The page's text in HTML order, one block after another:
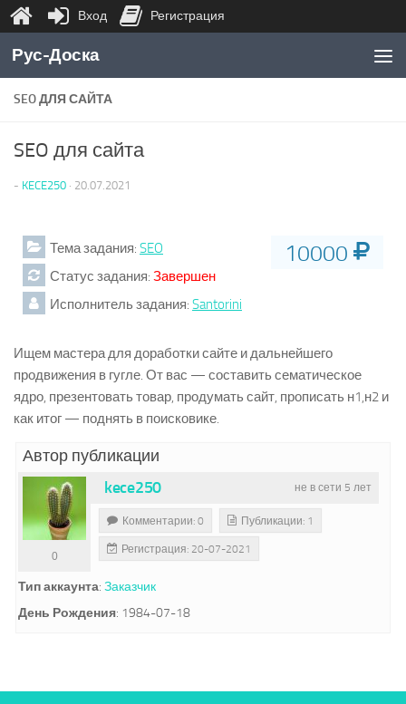
Перейти к содержимому
Рус-Доска
SEO ДЛЯ САЙТА
SEO для сайта
- KECE250 · 20.07.2021
10000
Тема задания: SEO
Статус задания: Завершен
Исполнитель задания: Santorini
Ищем мастера для доработки сайте и дальнейшего
продвижения в гугле. От вас — составить сематическое
ядро, презентовать товар, продумать сайт, прописать н1,н2 и
как итог — поднять в поисковике.
Автор публикации
не в сети 5 лет
kece250
0
Комментарии: 0 Публикации: 1
Регистрация: 20-07-2021
Тип аккаунта: Заказчик
День Рождения: 1984-07-18
Вход Регистрация